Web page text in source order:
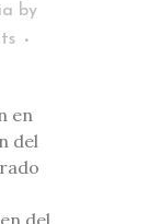
by
en
del
del